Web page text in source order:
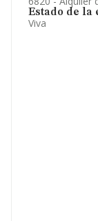
Estado de la
Viva